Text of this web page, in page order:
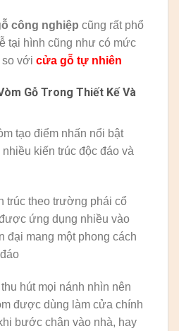
công nghiệp cũng rất phổ
tại hình cũng như có mức
so với cửa gỗ tự nhiên
Gỗ Trong Thiết Kế Và
tạo điểm nhấn nổi bật
kiến trúc độc đáo và
trúc theo trường phái cổ
ứng dụng nhiều vào
đại mang một phong cách
hút mọi nánh nhìn nên
được dùng làm cửa chính
bước chân vào nhà, hay